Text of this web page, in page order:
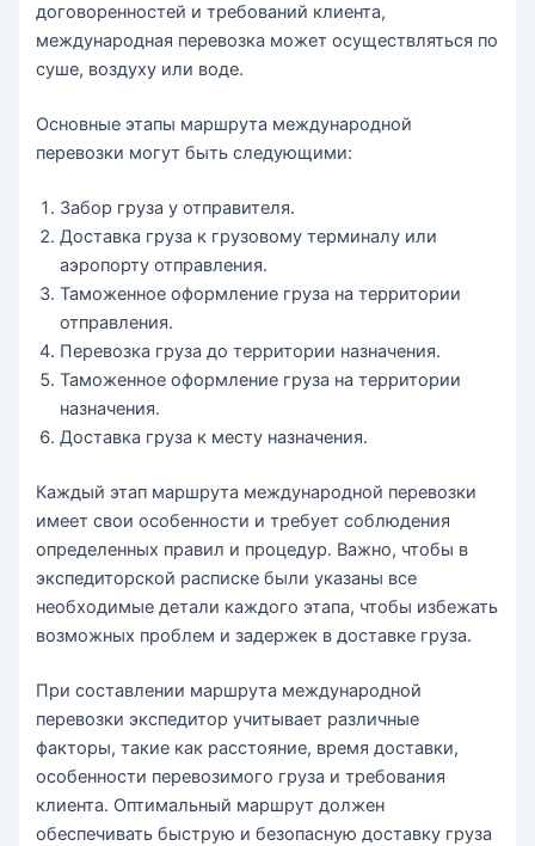
договоренностей и требований клиента,
международная перевозка может осуществляться по
суше, воздуху или воде.
Основные этапы маршрута международной
перевозки могут быть следующими:
Забор груза у отправителя.
Доставка груза к грузовому терминалу или
аэропорту отправления.
Таможенное оформление груза на территории
отправления.
Перевозка груза до территории назначения.
Таможенное оформление груза на территории
назначения.
Доставка груза к месту назначения.
Каждый этап маршрута международной перевозки
имеет свои особенности и требует соблюдения
определенных правил и процедур. Важно, чтобы в
экспедиторской расписке были указаны все
необходимые детали каждого этапа, чтобы избежать
возможных проблем и задержек в доставке груза.
При составлении маршрута международной
перевозки экспедитор учитывает различные
факторы, такие как расстояние, время доставки,
особенности перевозимого груза и требования
клиента. Оптимальный маршрут должен
обеспечивать быструю и безопасную доставку груза